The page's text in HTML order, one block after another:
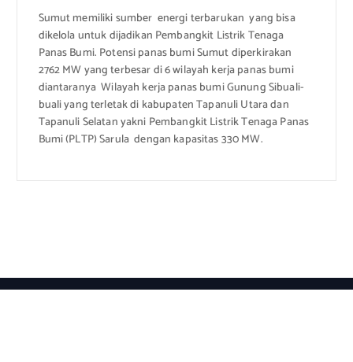
Sumut memiliki sumber energi terbarukan yang bisa
dikelola untuk dijadikan Pembangkit Listrik Tenaga
Panas Bumi. Potensi panas bumi Sumut diperkirakan
2762 MW yang terbesar di 6 wilayah kerja panas bumi
diantaranya Wilayah kerja panas bumi Gunung Sibuali-
buali yang terletak di kabupaten Tapanuli Utara dan
Tapanuli Selatan yakni Pembangkit Listrik Tenaga Panas
Bumi (PLTP) Sarula dengan kapasitas 330 MW.